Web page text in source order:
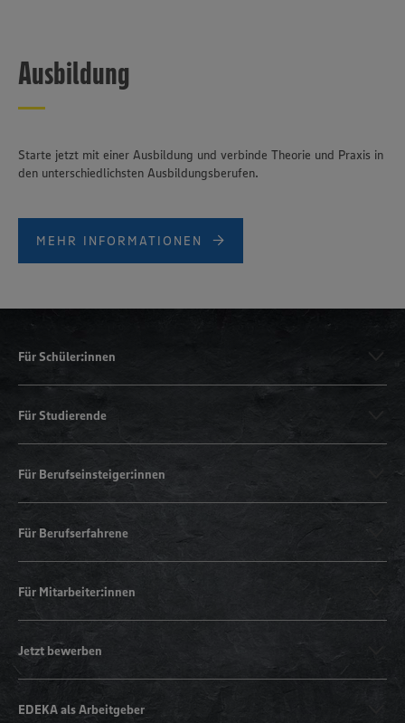
Ausbildung
Starte jetzt mit einer Ausbildung und verbinde Theorie und Praxis in
den unterschiedlichsten Ausbildungsberufen.
MEHR INFORMATIONEN
Für Schüler:innen
Für Studierende
Für Berufseinsteiger:innen
Für Berufserfahrene
Für Mitarbeiter:innen
Jetzt bewerben
EDEKA als Arbeitgeber